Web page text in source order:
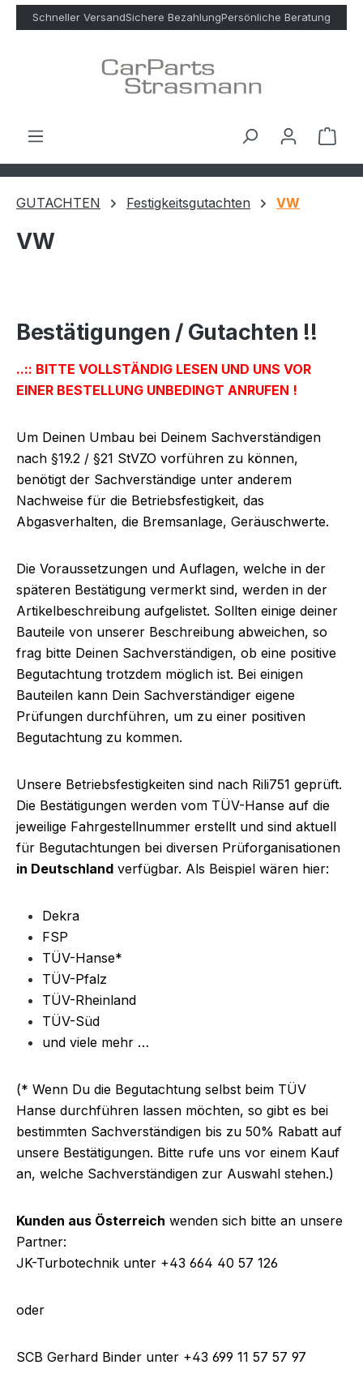
Zum Hauptinhalt springen
Schneller VersandSichere BezahlungPersönliche Beratung
GUTACHTEN Festigkeitsgutachten VW
VW
Bestätigungen / Gutachten !!
..:: BITTE VOLLSTÄNDIG LESEN UND UNS VOR
EINER BESTELLUNG UNBEDINGT ANRUFEN !
Um Deinen Umbau bei Deinem Sachverständigen
nach §19.2 / §21 StVZO vorführen zu können,
benötigt der Sachverständige unter anderem
Nachweise für die Betriebsfestigkeit, das
Abgasverhalten, die Bremsanlage, Geräuschwerte.
Die Voraussetzungen und Auflagen, welche in der
späteren Bestätigung vermerkt sind, werden in der
Artikelbeschreibung aufgelistet. Sollten einige deiner
Bauteile von unserer Beschreibung abweichen, so
frag bitte Deinen Sachverständigen, ob eine positive
Begutachtung trotzdem möglich ist. Bei einigen
Bauteilen kann Dein Sachverständiger eigene
Prüfungen durchführen, um zu einer positiven
Begutachtung zu kommen.
Unsere Betriebsfestigkeiten sind nach Rili751 geprüft.
Die Bestätigungen werden vom TÜV-Hanse auf die
jeweilige Fahrgestellnummer erstellt und sind aktuell
für Begutachtungen bei diversen Prüforganisationen
in Deutschland verfügbar. Als Beispiel wären hier:
Dekra
FSP
TÜV-Hanse*
TÜV-Pfalz
TÜV-Rheinland
TÜV-Süd
und viele mehr …
(* Wenn Du die Begutachtung selbst beim TÜV
Hanse durchführen lassen möchten, so gibt es bei
bestimmten Sachverständigen bis zu 50% Rabatt auf
unsere Bestätigungen. Bitte rufe uns vor einem Kauf
an, welche Sachverständigen zur Auswahl stehen.)
Kunden aus Österreich wenden sich bitte an unsere
Partner:
JK-Turbotechnik unter +43 664 40 57 126
oder
SCB Gerhard Binder unter +43 699 11 57 57 97